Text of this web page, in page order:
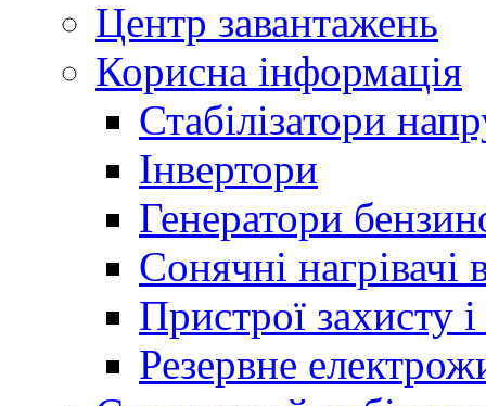
Центр завантажень
Корисна інформація
Стабілізатори
Інвертори
Генератори
Сонячні нагрівачі
Пристрої захисту і
Резервне